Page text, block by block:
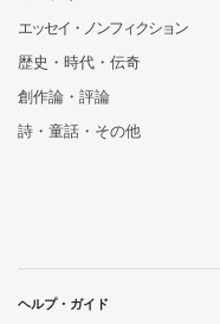
エッセイ・ノンフィクション
歴史・時代・伝奇
創作論・評論
詩・童話・その他
ヘルプ・ガイド